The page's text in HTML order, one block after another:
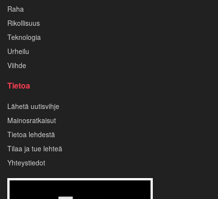
Raha
Rikollisuus
Teknologia
Urheilu
Viihde
Tietoa
Lähetä uutisvihje
Mainosratkaisut
Tietoa lehdestä
Tilaa ja tue lehteä
Yhteystiedot